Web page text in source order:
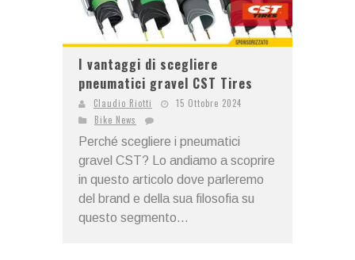
I vantaggi di scegliere
pneumatici gravel CST Tires
Claudio Riotti
15 Ottobre 2024
Bike News
Perché scegliere i pneumatici
gravel CST? Lo andiamo a scoprire
in questo articolo dove parleremo
del brand e della sua filosofia su
questo segmento...